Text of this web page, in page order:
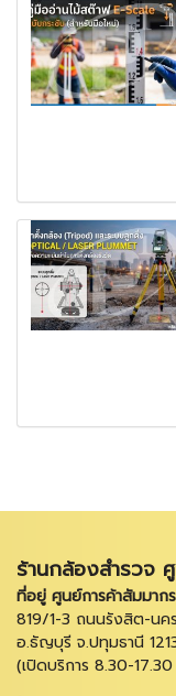
ร้านกล้องสำรวจ
ที่อยู่ ศูนย์การค้าสัมมา
819/1-3 ถนนรังสิต-นค
อ.ธัญบุรี จ.ปทุมธานี
(เปิดบริการ 8.30-